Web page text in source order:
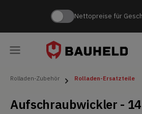
Nettopreise für
Rolladen-Zubehör Rolladen-Ersatzteile
Aufschraubwickler -